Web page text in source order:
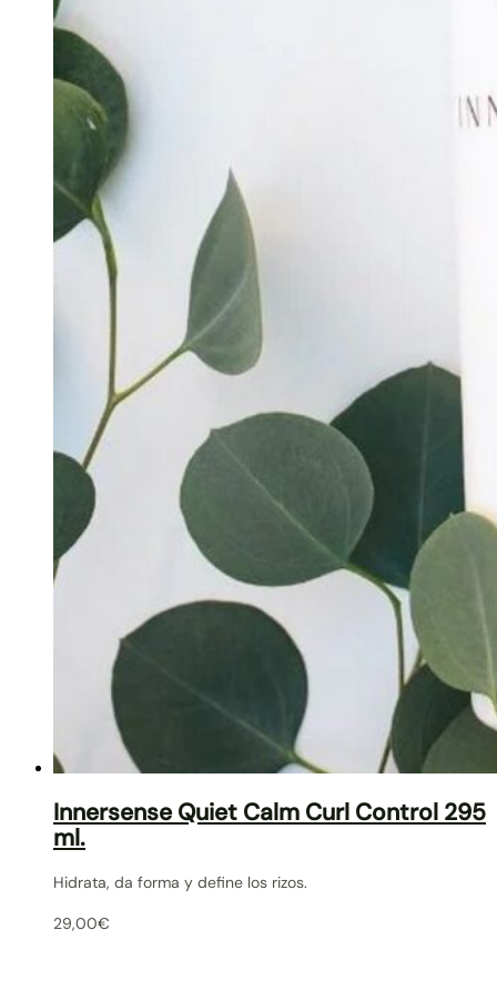
Innersense Quiet Calm Curl Control 295
ml.
Hidrata, da forma y define los rizos.
29,00€